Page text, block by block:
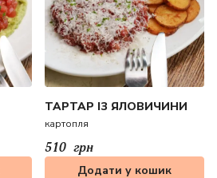
ТАРТАР ІЗ ЯЛОВИЧИНИ
картопля
Додати у кошик
510 грн